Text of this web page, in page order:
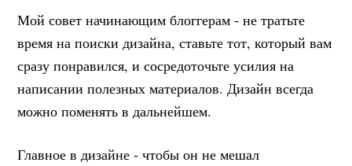
Мой совет начинающим блоггерам - не тратьте
время на поиски дизайна, ставьте тот, который вам
сразу понравился, и сосредоточьте усилия на
написании полезных материалов. Дизайн всегда
можно поменять в дальнейшем.
Главное в дизайне - чтобы он не мешал